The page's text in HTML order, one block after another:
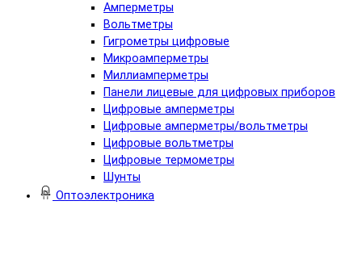
Амперметры
Вольтметры
Гигрометры цифровые
Микроамперметры
Миллиамперметры
Панели лицевые для цифровых приборов
Цифровые амперметры
Цифровые амперметры/вольтметры
Цифровые вольтметры
Цифровые термометры
Шунты
Оптоэлектроника